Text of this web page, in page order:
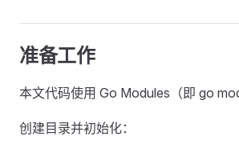
准备工作
本文代码使用 Go Modules（即 go mod
创建目录并初始化：